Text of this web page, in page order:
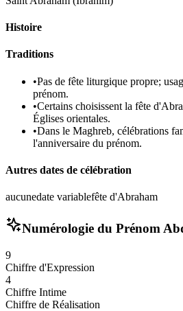
Histoire
Traditions
•Pas de fête liturgique propre;
prénom.
•Certains choisissent la fête
Églises orientales.
•Dans le Maghreb, célébrations
l'anniversaire du prénom.
Autres dates de célébration
aucunedate variablefête d'Abraham
Numérologie du Prénom
9
Chiffre d'Expression
4
Chiffre Intime
Chiffre de Réalisation